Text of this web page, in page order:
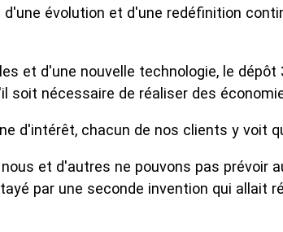
évolution et d'une redéfinition
et d'une nouvelle technologie, le
nécessaire de réaliser des
d'intérêt, chacun de nos clients y voit
et d'autres ne pouvons pas prévoir
par une seconde invention qui allait